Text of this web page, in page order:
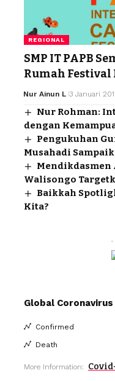
REGIONAL
SMP IT PAPB
Rumah
Nur Ainun L 3 Januari
Nur Rohman:
dengan
Pengukuhan
Musahadi
Mendikdasmen
Walisongo
Baikkah
Kita?
-
Global Coronavirus
Confirmed
Death
More Information: